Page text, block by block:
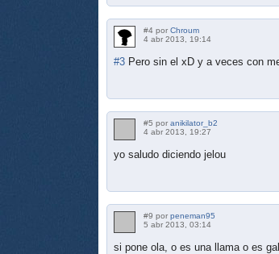
#4 por Chroum
4 abr 2013, 19:14
#3 Pero sin el xD y a veces con
#5 por anikilator_b2
4 abr 2013, 19:27
yo saludo diciendo jelou
#9 por peneman95
5 abr 2013, 03:14
si pone ola, o es una llama o es